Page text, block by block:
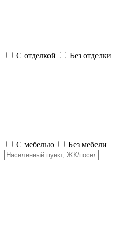
С отделкой Без отделки
С мебелью Без мебели